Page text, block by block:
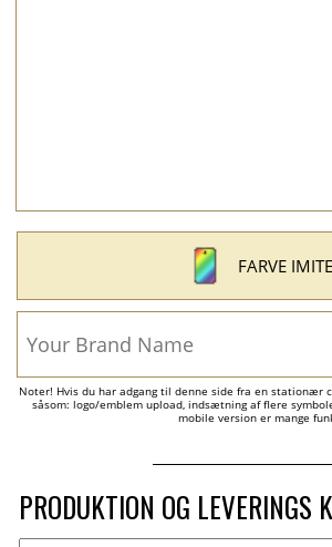
FARVE
Noter! Hvis du har adgang til denne side fra en stationær
såsom: logo/emblem upload, indsætning af flere
mobile version er mange
PRODUKTION OG LEVERINGS